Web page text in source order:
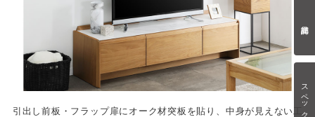
スペック情報
引出し前板・フラップ扉にオーク材突板を貼り、中身が見えない工